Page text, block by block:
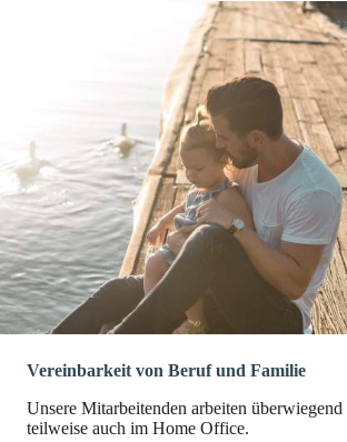
Vereinbarkeit von Beruf und Familie
Unsere Mitarbeitenden arbeiten
teilweise auch im Home Office.